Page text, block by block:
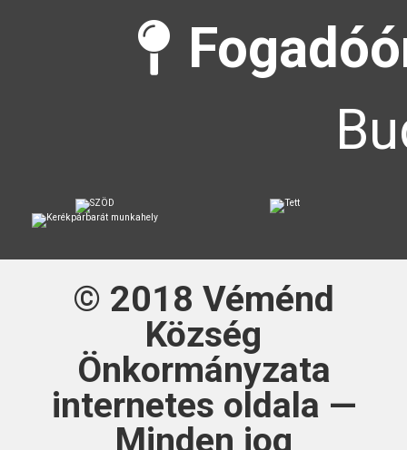
© 2018 Véménd
Község
Önkormányzata
internetes oldala —
Minden jog